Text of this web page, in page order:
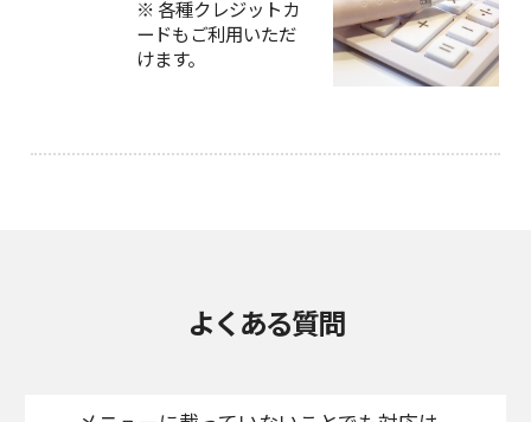
※ 各種クレジットカ
ードもご利用いただ
けます。
よくある質問